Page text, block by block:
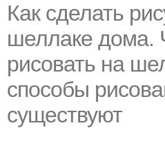
Как сделать
шеллаке дома.
рисовать на
способы
существуют